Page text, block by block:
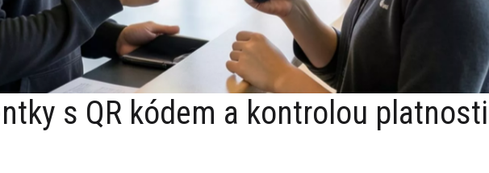
s QR kódem a kontrolou platnosti